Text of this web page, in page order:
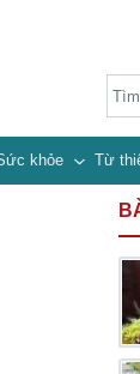
khỏe Từ